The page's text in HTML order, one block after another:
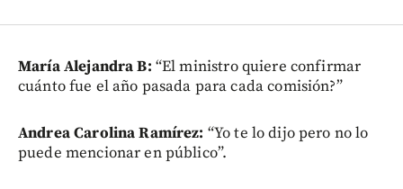
María Alejandra B: “El ministro quiere confirmar
cuánto fue el año pasada para cada comisión?”
Andrea Carolina Ramírez: “Yo te lo dijo pero no lo
puede mencionar en público”.